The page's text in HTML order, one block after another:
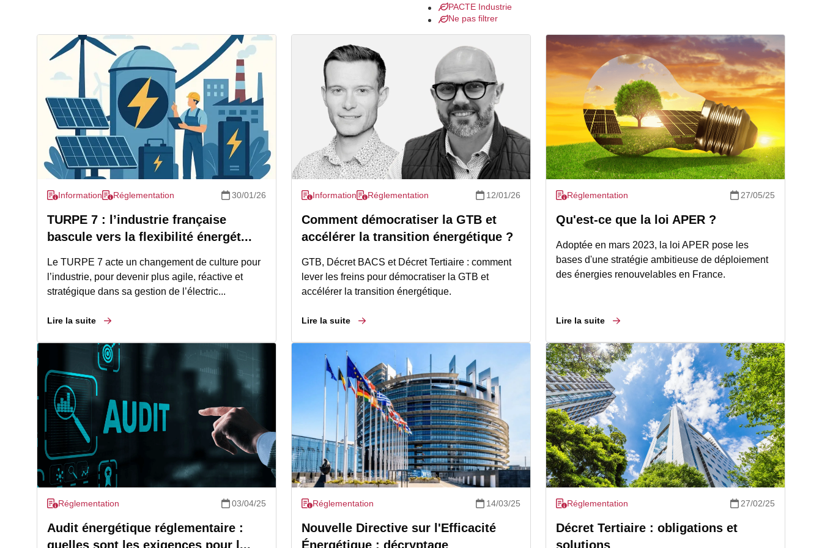
PACTE Industrie
Ne pas filtrer
Information Réglementation 30/01/26
TURPE 7 : l’industrie française
bascule vers la flexibilité énergét...
Le TURPE 7 acte un changement de culture pour
l’industrie, pour devenir plus agile, réactive et
stratégique dans sa gestion de l’électric...
Lire la suite
Information Réglementation 12/01/26
Comment démocratiser la GTB et
accélérer la transition énergétique ?
GTB, Décret BACS et Décret Tertiaire : comment
lever les freins pour démocratiser la GTB et
accélérer la transition énergétique.
Lire la suite
Réglementation 27/05/25
Qu'est-ce que la loi APER ?
Adoptée en mars 2023, la loi APER pose les
bases d'une stratégie ambitieuse de déploiement
des énergies renouvelables en France.
Lire la suite
Réglementation 03/04/25
Audit énergétique réglementaire :
quelles sont les exigences pour l...
Réglementation 14/03/25
Nouvelle Directive sur l'Efficacité
Énergétique : décryptage
Réglementation 27/02/25
Décret Tertiaire : obligations et
solutions